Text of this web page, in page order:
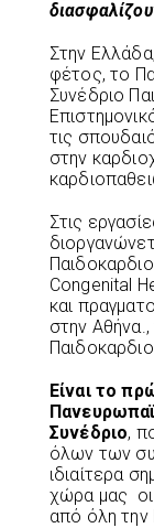
Στην
φέτος, το
Συνέδριο
τις
στην
Στις
Congenital
και
στην
Είναι το
Συνέδριο,
όλων των
ιδιαίτερα
χώρα μας οι
από όλη την